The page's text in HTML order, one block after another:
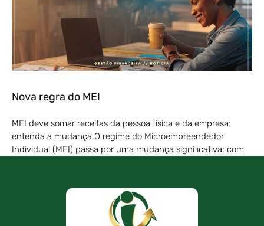
Nova regra do MEI
MEI deve somar receitas da pessoa física e da empresa:
entenda a mudança O regime do Microempreendedor
Individual (MEI) passa por uma mudança significativa: com